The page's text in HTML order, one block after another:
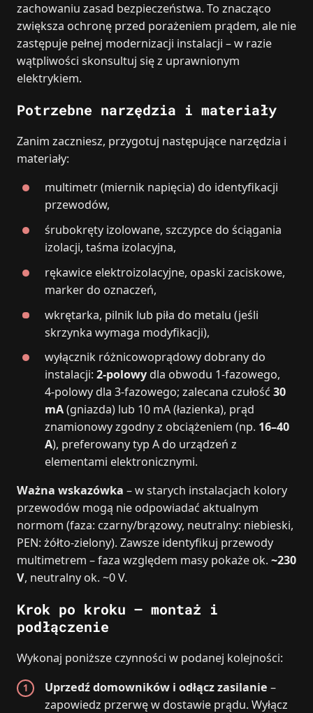
zachowaniu zasad bezpieczeństwa. To znacząco
zwiększa ochronę przed porażeniem prądem, ale nie
zastępuje pełnej modernizacji instalacji – w razie
wątpliwości skonsultuj się z uprawnionym
elektrykiem.
Potrzebne narzędzia i materiały
Zanim zaczniesz, przygotuj następujące narzędzia i
materiały:
multimetr (miernik napięcia) do identyfikacji
przewodów,
śrubokręty izolowane, szczypce do ściągania
izolacji, taśma izolacyjna,
rękawice elektroizolacyjne, opaski zaciskowe,
marker do oznaczeń,
wkrętarka, pilnik lub piła do metalu (jeśli
skrzynka wymaga modyfikacji),
wyłącznik różnicowoprądowy dobrany do
instalacji:2‑polowy dla obwodu 1‑fazowego,
4‑polowy dla 3‑fazowego; zalecana czułość30
mA(gniazda) lub 10 mA (łazienka), prąd
znamionowy zgodny z obciążeniem (np. 16–40
A), preferowany typ A do urządzeń z
elementami elektronicznymi.
Ważna wskazówka – w starych instalacjach kolory
przewodów mogą nie odpowiadać aktualnym
normom (faza: czarny/brązowy, neutralny: niebieski,
PEN: żółto‑zielony). Zawsze identyfikuj przewody
multimetrem – faza względem masy pokaże ok. ~230
V, neutralny ok. ~0 V.
Krok po kroku – montaż i
podłączenie
Wykonaj poniższe czynności w podanej kolejności:
Uprzedź domowników i odłącz zasilanie –
zapowiedz przerwę w dostawie prądu. Wyłącz